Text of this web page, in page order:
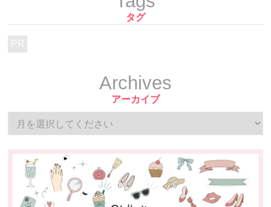
タグ
PR
Archives
アーカイブ